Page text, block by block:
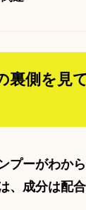
裏側を見
プーがわ
、成分は配